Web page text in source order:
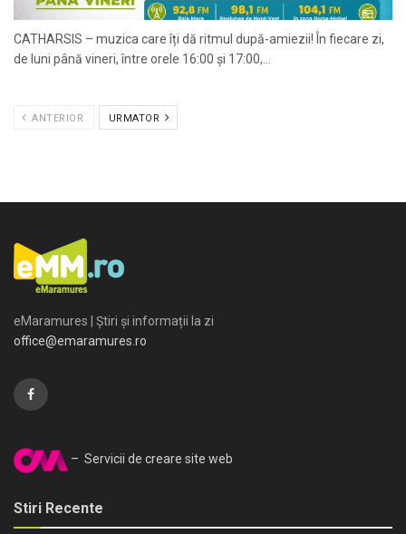
CATHARSIS – muzica care îți dă ritmul după-amiezii! În fiecare zi,
de luni până vineri, între orele 16:00 și 17:00,...
ANTERIOR URMATOR
eMaramures | Știri și informații la zi
office@emaramures.ro
– Servicii de creare site web
Stiri Recente